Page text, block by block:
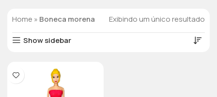
Home » Boneca morena Exibindo um único resultado
Show sidebar